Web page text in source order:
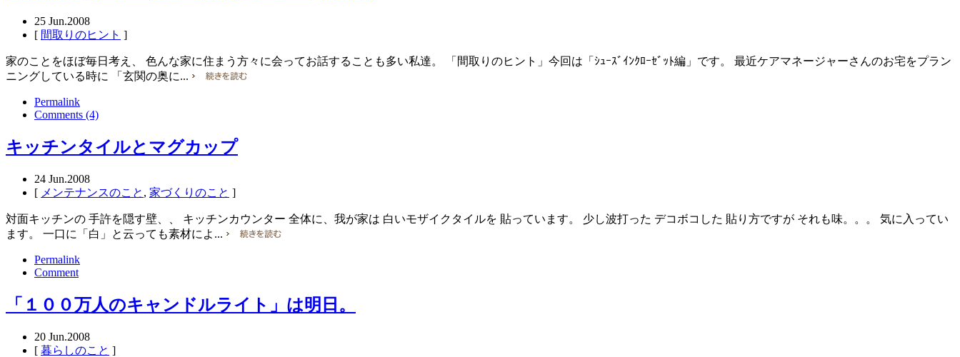
25 Jun.2008
[ 間取りのヒント ]
家のことをほぼ毎日考え、 色んな家に住まう方々に会ってお話することも多い私達。 「間取りのヒント」今回は「ｼｭｰｽﾞｲﾝｸﾛｰｾﾞｯﾄ編」です。 最近ケアマネージャーさんのお宅をプラン
ニングしている時に 「玄関の奥に...
Permalink
Comments (4)
キッチンタイルとマグカップ
24 Jun.2008
[ メンテナンスのこと , 家づくりのこと ]
対面キッチンの 手許を隠す壁、、 キッチンカウンター 全体に、我が家は 白いモザイクタイルを 貼っています。 少し波打った デコボコした 貼り方ですが それも味。。。 気に入ってい
ます。 一口に「白」と云っても素材によ...
Permalink
Comment
「１００万人のキャンドルライト」は明日。
20 Jun.2008
[ 暮らしのこと ]